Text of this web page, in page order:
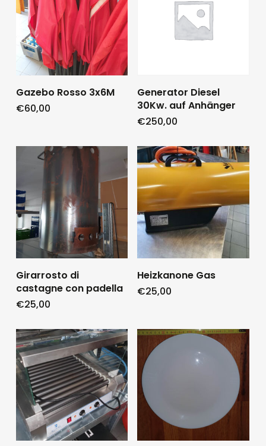
Gazebo Rosso 3x6M
€60,00
Generator Diesel
30Kw. auf Anhänger
€250,00
Girarrosto di
castagne con padella
€25,00
Heizkanone Gas
€25,00